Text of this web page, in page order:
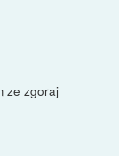
ze zgoraj